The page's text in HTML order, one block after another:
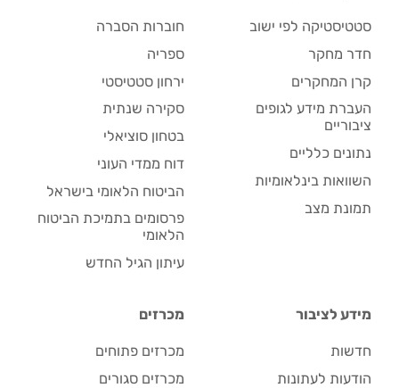
סטטיסטיקה לפי ישוב
חדר מחקר
קרן המחקרים
העברת מידע לגופים
ציבוריים
נתונים כלליים
השוואות בינלאומיות
תמונת מצב
חוברות הסברה
ספריה
ירחון סטטיסטי
סקירה שנתית
בטחון סוציאלי
דוח ממדי העוני
הביטוח הלאומי בישראל
פרסומים בתמיכת הביטוח
הלאומי
עיתון הגיל החדש
מידע לציבור
חדשות
הודעות לעתונות
מכרזים
מכרזים פתוחים
מכרזים סגורים